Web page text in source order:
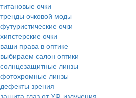
титановые очки
тренды очковой моды
футуристические очки
хипстерские очки
ваши права в оптике
выбираем салон оптики
солнцезащитные линзы
фотохромные линзы
дефекты зрения
защита глаз от УФ-излучения